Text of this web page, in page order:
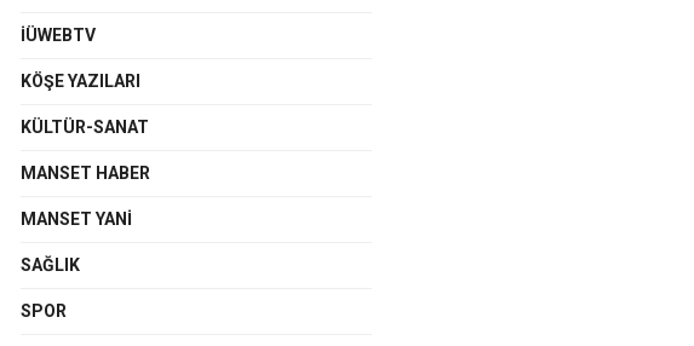
İÜWEBTV
KÖŞE YAZILARI
KÜLTÜR-SANAT
MANSET HABER
MANSET YANI
SAĞLIK
SPOR